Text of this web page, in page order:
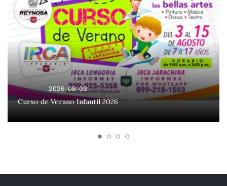
2026-08-03
Curso de Verano Infantil 2026